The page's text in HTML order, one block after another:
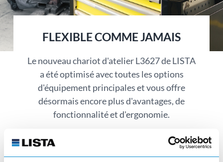
FLEXIBLE COMME JAMAIS
Le nouveau chariot d'atelier L3627 de LISTA
a été optimisé avec toutes les options
d'équipement principales et vous offre
désormais encore plus d'avantages, de
fonctionnalité et d'ergonomie.